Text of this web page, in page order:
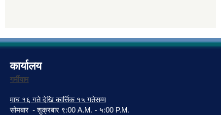
कार्यालय
गर्मीयाम
माघ १६ गते देखि कार्त्तिक १५ गतेसम्म
सोमबार - शुक्रबार ९:00 A.M. - ५:00 P.M.